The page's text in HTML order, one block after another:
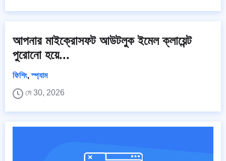
আপনার মাইক্রোসফট আউটলুক ইমেল ক্লায়েন্ট
পুরোনো হয়ে...
ফিশিং,স্প্যাম
মে 30, 2026